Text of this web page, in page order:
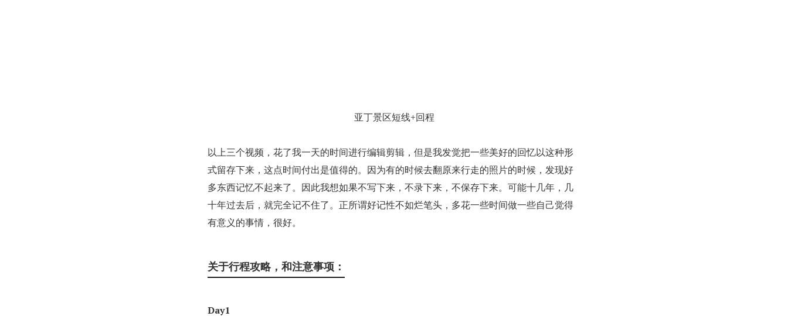
亚丁景区短线+回程
以上三个视频，花了我一天的时间进行编辑剪辑，但是我发觉把一些美好的回忆以这种形
式留存下来，这点时间付出是值得的。因为有的时候去翻原来行走的照片的时候，发现好
多东西记忆不起来了。因此我想如果不写下来，不录下来，不保存下来。可能十几年，几
十年过去后，就完全记不住了。正所谓好记性不如烂笔头，多花一些时间做一些自己觉得
有意义的事情，很好。
关于行程攻略，和注意事项：
Day1